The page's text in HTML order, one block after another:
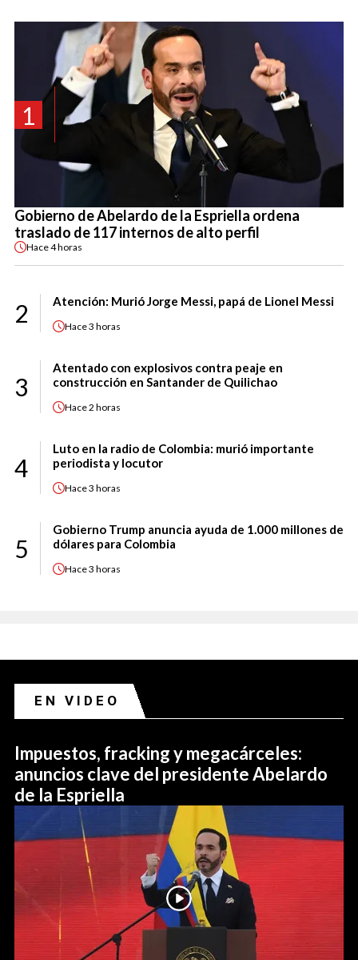
1
Gobierno de Abelardo de la Espriella ordena
traslado de 117 internos de alto perfil
Hace4 horas
2 Atención: Murió Jorge Messi, papá de Lionel Messi
Hace3 horas
3
Atentado con explosivos contra peaje en
construcción en Santander de Quilichao
Hace2 horas
4
Luto en la radio de Colombia: murió importante
periodista y locutor
Hace3 horas
5
Gobierno Trump anuncia ayuda de 1.000 millones de
dólares para Colombia
Hace3 horas
EN VIDEO
Impuestos, fracking y megacárceles:
anuncios clave del presidente Abelardo
de la Espriella